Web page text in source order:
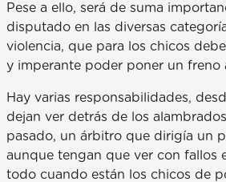
Pese a ello, será de suma
disputado en las diversas
violencia, que para los chicos
y imperante poder poner un freno
Hay varias responsabilidades,
dejan ver detrás de los
pasado, un árbitro que dirigía un
aunque tengan que ver con fallos
todo cuando están los chicos de